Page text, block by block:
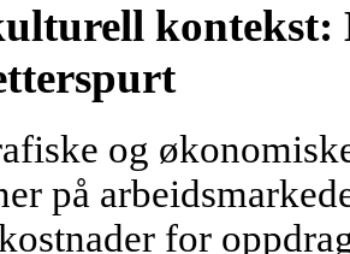
og
på
for